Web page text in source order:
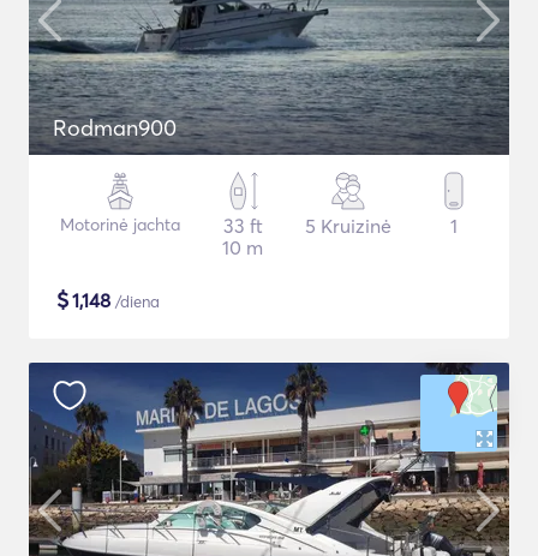
Rodman900
Motorinė jachta
33 ft
10 m
5 Kruizinė 1
$1,148 /diena